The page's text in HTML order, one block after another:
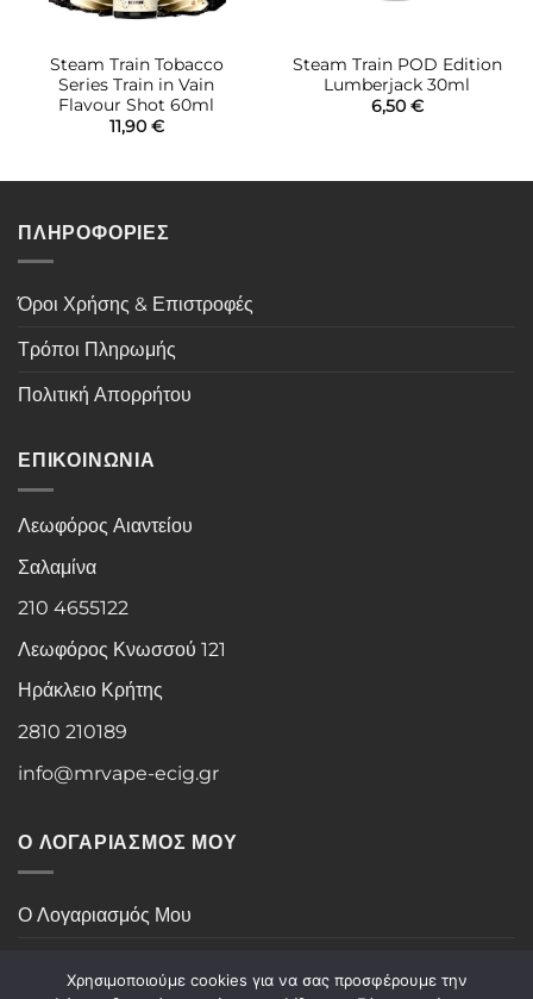
Steam Train Tobacco
Series Train in Vain
Flavour Shot 60ml
11,90 €
Steam Train POD Edition
Lumberjack 30ml
6,50 €
ΠΛΗΡΟΦΟΡΙΕΣ
Όροι Χρήσης & Επιστροφές
Τρόποι Πληρωμής
Πολιτική Απορρήτου
ΕΠΙΚΟΙΝΩΝΙΑ
Λεωφόρος Αιαντείου
Σαλαμίνα
210 4655122
Λεωφόρος Κνωσσού 121
Ηράκλειο Κρήτης
2810 210189
info@mrvape-ecig.gr
Ο ΛΟΓΑΡΙΑΣΜΟΣ ΜΟΥ
Ο Λογαριασμός Μου
Χρησιμοποιούμε cookies για να σας προσφέρουμε την